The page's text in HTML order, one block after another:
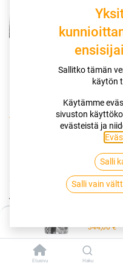
344,00€
Etusivu Haku
Kauppa
255/45R19 104T
255/45R19
EAN:4019238001358
344,00
Sallitko tämän
käytön
Käytämme
sivuston
evästeistä ja
Salli
Salli vain